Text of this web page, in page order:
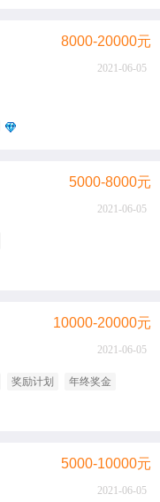
8000-20000元
2021-06-05
5000-8000元
2021-06-05
10000-20000元
2021-06-05
奖励计划 年终奖金
5000-10000元
2021-06-05